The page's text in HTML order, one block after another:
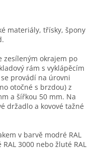
materiály, třísky, špony
zesíleným okrajem po
rám s vyklápěcím
provádí na úrovni
otočné s brzdou) z
a šířkou 50 mm. Na
držadlo a kovové tažné
v barvě modré RAL
3000 nebo žluté RAL